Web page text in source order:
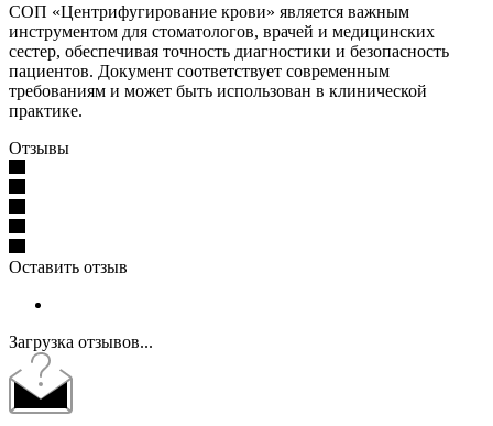
СОП «Центрифугирование крови» является важным
инструментом для стоматологов, врачей и медицинских
сестер, обеспечивая точность диагностики и безопасность
пациентов. Документ соответствует современным
требованиям и может быть использован в клинической
практике.
Отзывы
Оставить отзыв
Загрузка отзывов...